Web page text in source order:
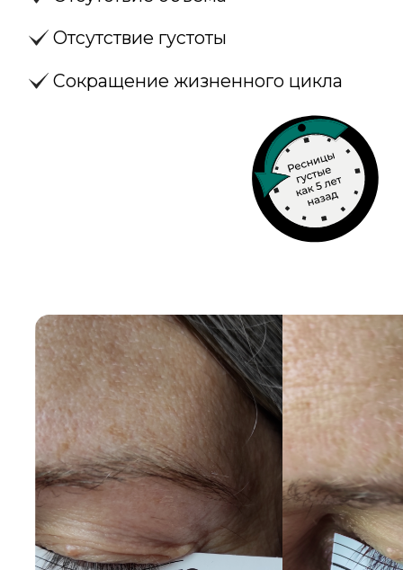
ресничного края к потенциальным
раздражающим факторам и
помогает предотвратить
СРЕДСТВО НЕ СОДЕРЖИТ
О бренде
Каталог
Схема ухода
Доставка и
оплата
Дистрибьюторам
Блог